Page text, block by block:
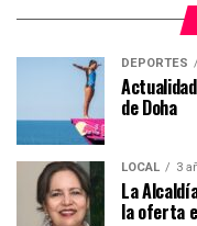
DEPORTES
de Doha
LOCAL 3
La
la oferta